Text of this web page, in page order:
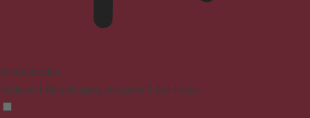
Blindenmodus
Reduziert Ablenkungen, verbessert den Fokus